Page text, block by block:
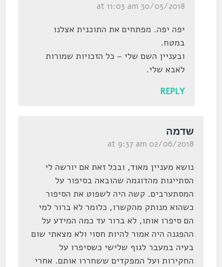
30/05/2018 at 11:03 am
יפה יפה. מפתחים את התוכנית אצלנו
במטח.
ובעניין השם שלי – כל הזכויות שמורות
לאבא שלי.
REPLY
שדמה
02/06/2018 at 9:37 am
נושא מעניין מאוד, ובכל זאת אם יורשה לי
הסתייגות מהדוגמה שהובאה בסיפור על
המסתערבים. קשה היה לשפוט את הסיפור
כשהוא מנותק מהקשרו, כלומר לא ברור למי
הם סיפרו אותו, לא ברור עד כמה המידע על
ההפגנה היה אמור להיות חסוי ולא מצאתי שום
בעיה במעבר לגוף שלישי כשסיפרו על
החקירות ועל המפקדים ששחררו אותם. אחרי